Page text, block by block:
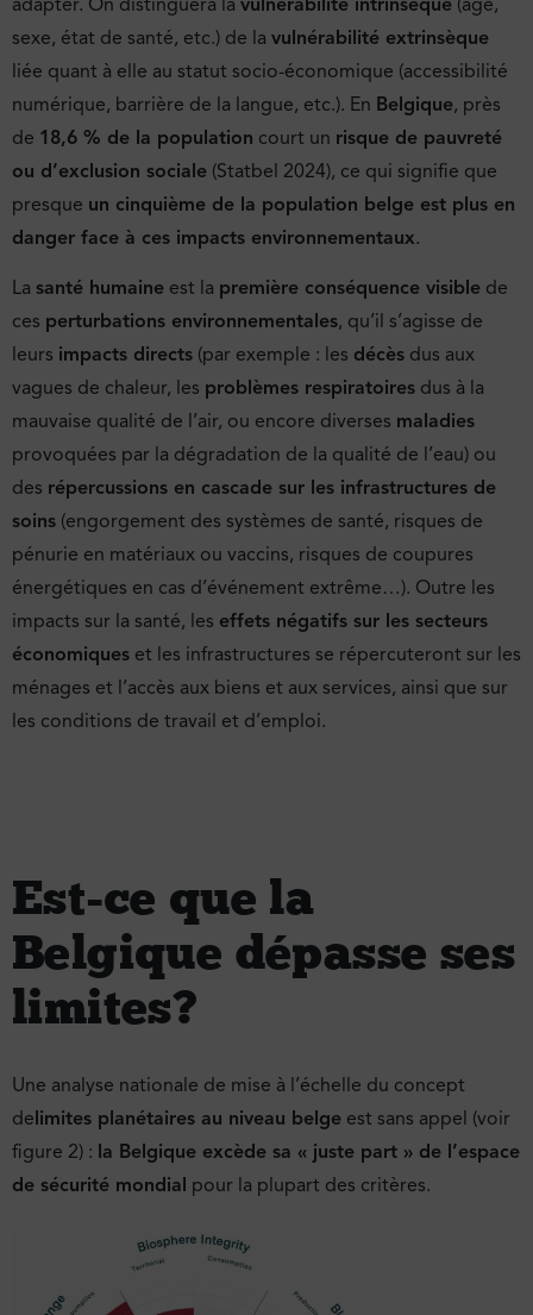
adapter. On distinguera la vulnérabilité intrinsèque (âge,
sexe, état de santé, etc.) de la vulnérabilité extrinsèque
liée quant à elle au statut socio-économique (accessibilité
numérique, barrière de la langue, etc.). En Belgique, près
de 18,6 % de la population court un risque de pauvreté
ou d’exclusion sociale (Statbel 2024), ce qui signifie que
presque un cinquième de la population belge est plus en
danger face à ces impacts environnementaux.
La santé humaine est la première conséquence visible de
ces perturbations environnementales, qu’il s’agisse de
leurs impacts directs (par exemple : les décès dus aux
vagues de chaleur, les problèmes respiratoires dus à la
mauvaise qualité de l’air, ou encore diverses maladies
provoquées par la dégradation de la qualité de l’eau) ou
des répercussions en cascade sur les infrastructures de
soins (engorgement des systèmes de santé, risques de
pénurie en matériaux ou vaccins, risques de coupures
énergétiques en cas d’événement extrême…). Outre les
impacts sur la santé, les effets négatifs sur les secteurs
économiques et les infrastructures se répercuteront sur les
ménages et l’accès aux biens et aux services, ainsi que sur
les conditions de travail et d’emploi.
Est-ce que la
Belgique dépasse ses
limites ?
Une analyse nationale de mise à l’échelle du concept
delimites planétaires au niveau belge est sans appel (voir
figure 2) : la Belgique excède sa « juste part » de l’espace
de sécurité mondial pour la plupart des critères.